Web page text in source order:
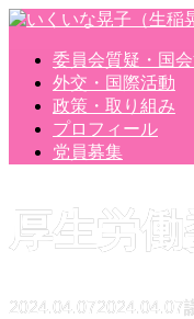
委員会質疑・国
外交・国際活動
政策・取り組み
プロフィール
党員募集
厚生労
2024.04.072024.04.07